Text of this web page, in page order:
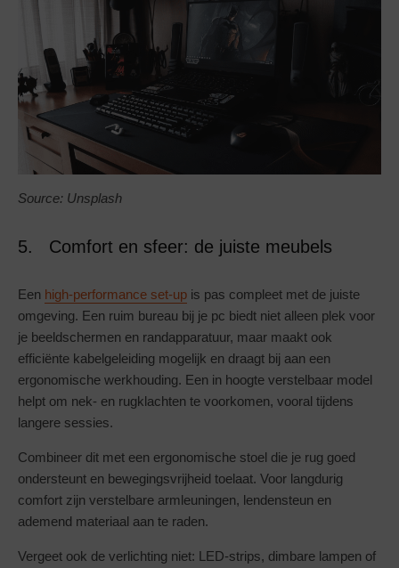
Source: Unsplash
5. Comfort en sfeer: de juiste meubels
Een high-performance set-up is pas compleet met de juiste
omgeving. Een ruim bureau bij je pc biedt niet alleen plek voor
je beeldschermen en randapparatuur, maar maakt ook
efficiënte kabelgeleiding mogelijk en draagt bij aan een
ergonomische werkhouding. Een in hoogte verstelbaar model
helpt om nek- en rugklachten te voorkomen, vooral tijdens
langere sessies.
Combineer dit met een ergonomische stoel die je rug goed
ondersteunt en bewegingsvrijheid toelaat. Voor langdurig
comfort zijn verstelbare armleuningen, lendensteun en
ademend materiaal aan te raden.
Vergeet ook de verlichting niet: LED-strips, dimbare lampen of